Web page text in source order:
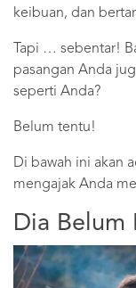
keibuan, dan
Tapi … sebentar!
pasangan Anda
seperti Anda?
Belum tentu!
Di bawah ini akan
mengajak Anda
Dia Belum